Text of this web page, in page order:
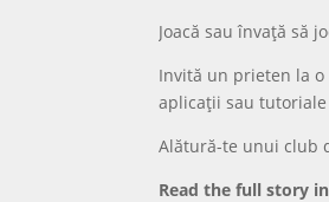
Joacă sau învață să
Invită un prieten la
aplicații sau
Alătură-te unui club
Read the full story